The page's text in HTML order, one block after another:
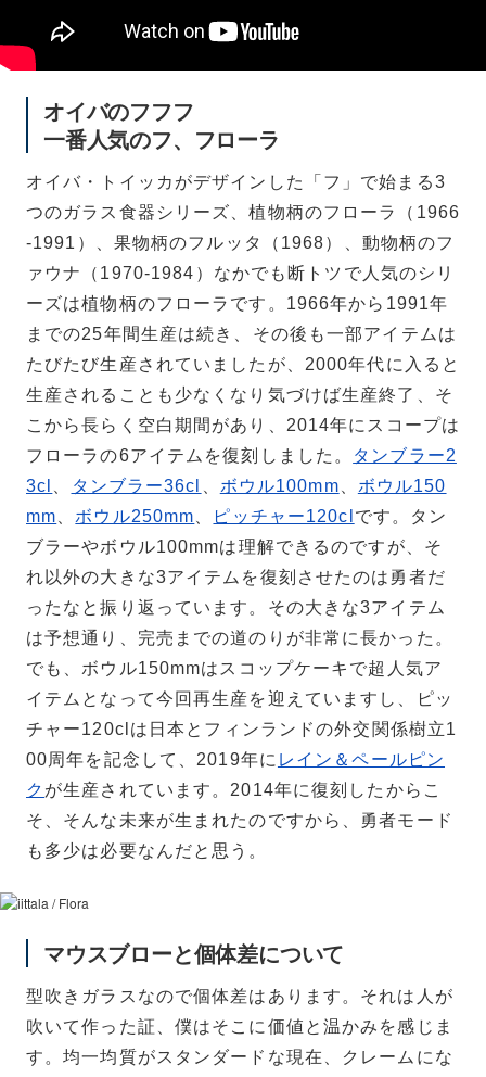
オイバのフフフ
一番人気のフ、フローラ
オイバ・トイッカがデザインした「フ」で始まる3
つのガラス食器シリーズ、植物柄のフローラ（1966
-1991）、果物柄のフルッタ（1968）、動物柄のフ
ァウナ（1970-1984）なかでも断トツで人気のシリ
ーズは植物柄のフローラです。1966年から1991年
までの25年間生産は続き、その後も一部アイテムは
たびたび生産されていましたが、2000年代に入ると
生産されることも少なくなり気づけば生産終了、そ
こから長らく空白期間があり、2014年にスコープは
フローラの6アイテムを復刻しました。
タンブラー2
3cl
タンブラー36cl ボウル100mm
ボウル150
mm
ボウル250mm ピッチャー120cl です。タン
ブラーやボウル100mmは理解できるのですが、そ
れ以外の大きな3アイテムを復刻させたのは勇者だ
ったなと振り返っています。その大きな3アイテム
は予想通り、完売までの道のりが非常に長かった。
でも、ボウル150mmはスコップケーキで超人気ア
イテムとなって今回再生産を迎えていますし、ピッ
チャー120clは日本とフィンランドの外交関係樹立1
00周年を記念して、2019年に レイン＆ペールピン
ク が生産されています。2014年に復刻したからこ
そ、そんな未来が生まれたのですから、勇者モード
も多少は必要なんだと思う。
マウスブローと個体差について
型吹きガラスなので個体差はあります。それは人が
吹いて作った証、僕はそこに価値と温かみを感じま
す。均一均質がスタンダードな現在、クレームにな